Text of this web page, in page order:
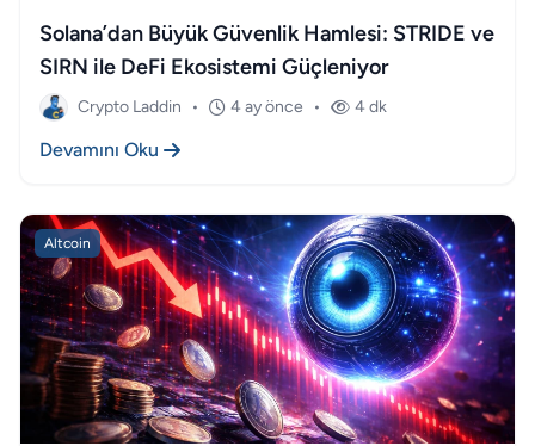
Solana’dan Büyük Güvenlik Hamlesi: STRIDE ve
SIRN ile DeFi Ekosistemi Güçleniyor
Crypto Laddin • 4 ay önce • 4 dk
Devamını Oku
Altcoin